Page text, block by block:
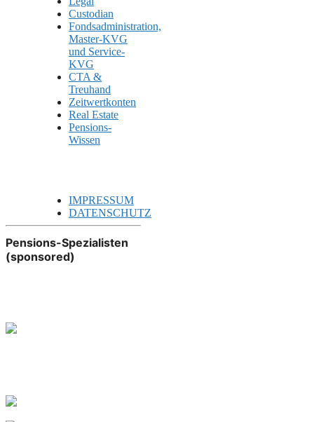
Custodian
Fondsadministration,
Master-KVG
und Service-
KVG
CTA &
Treuhand
Zeitwertkonten
Real Estate
Pensions-
Wissen
IMPRESSUM
DATENSCHUTZ
Pensions-Spezialisten
(sponsored)